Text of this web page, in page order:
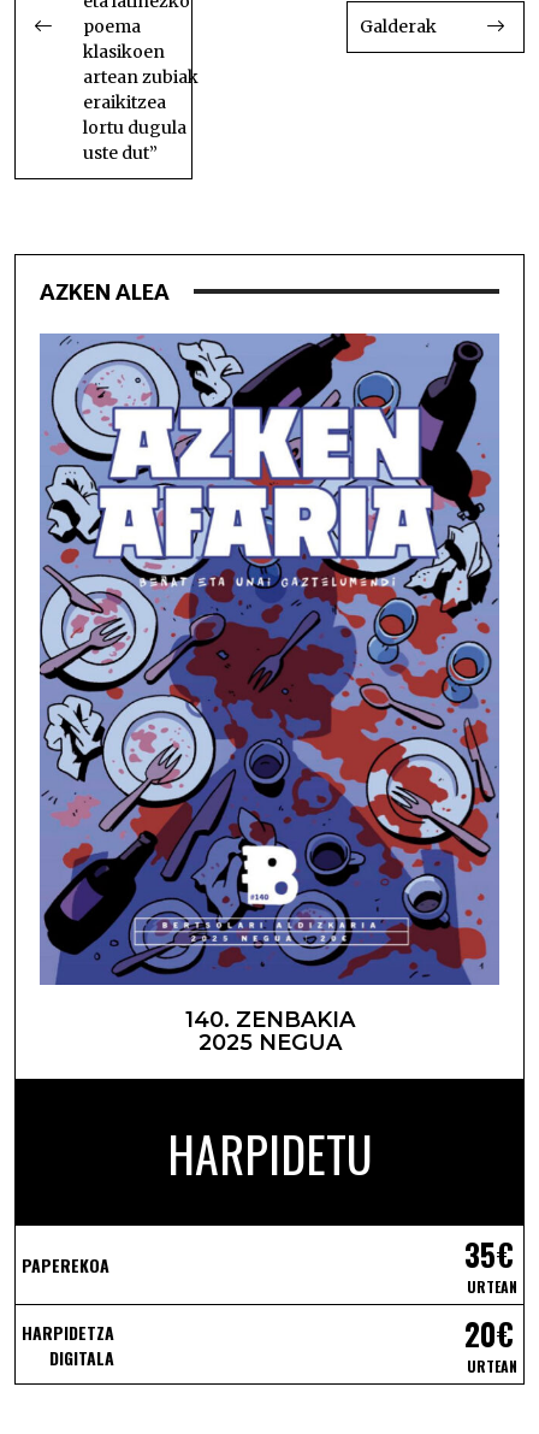
poema
klasikoen
artean zubiak
eraikitzea
lortu dugula
uste dut”
Galderak
AZKEN ALEA
140. ZENBAKIA
2025 NEGUA
HARPIDETU
PAPEREKOA 35€
URTEAN
HARPIDETZA
DIGITALA
20€
URTEAN